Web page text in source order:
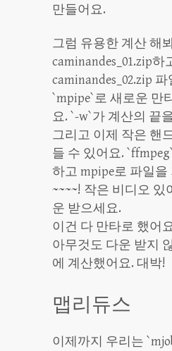
만들어요.
그럼 유용한 계산 해
caminandes_01.zip하
caminandes_02.zip
`mpipe`로 새로운 만
요. `-w`가 계산의 끝
그리고 이제 작은 핸
들 수 있어요.
하고 mpipe로 파일을
~~~~! 작은 비디오 있
운 받으세요.
이건 다 만타로 했어
아무것도 다운 받지
에 계산했어요. 대박!
맵리듀스
이제까지 우리는